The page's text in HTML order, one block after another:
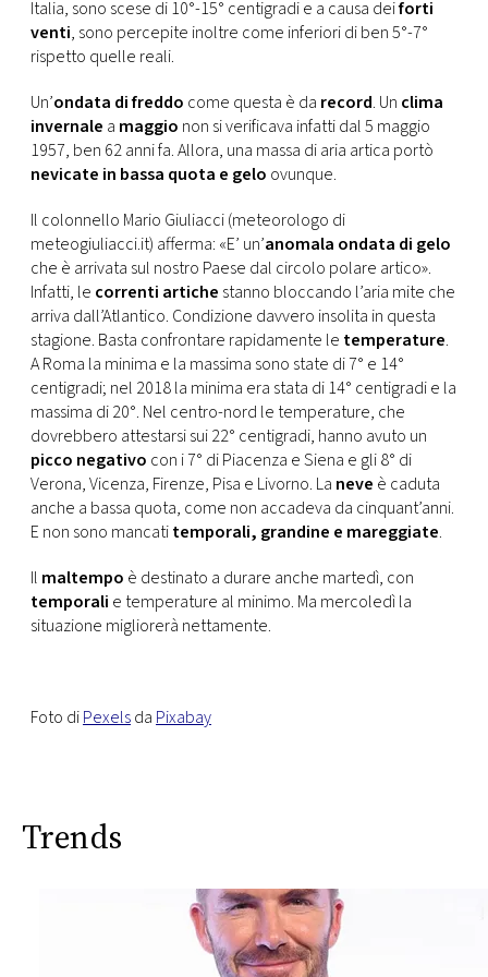
CONSIGLIA
Italia, sono scese di 10°-15° centigradi e a causa deiforti
venti, sono percepite inoltre come inferiori di ben 5°-7°
rispetto quelle reali.
Un’ondata di freddo come questa è da record. Un clima
invernale a maggio non si verificava infatti dal 5 maggio
1957, ben 62 anni fa. Allora, una massa di aria artica portò
nevicate in bassa quota e gelo ovunque.
Il colonnello Mario Giuliacci (meteorologo di
meteogiuliacci.it) afferma: «E’ un’anomala ondata di gelo
che è arrivata sul nostro Paese dal circolo polare artico».
Infatti, le correnti artiche stanno bloccando l’aria mite che
arriva dall’Atlantico. Condizione davvero insolita in questa
stagione. Basta confrontare rapidamente le temperature.
A Roma la minima e la massima sono state di 7° e 14°
centigradi; nel 2018 la minima era stata di 14° centigradi e la
massima di 20°. Nel centro-nord le temperature, che
dovrebbero attestarsi sui 22° centigradi, hanno avuto un
picco negativo con i 7° di Piacenza e Siena e gli 8° di
Verona, Vicenza, Firenze, Pisa e Livorno. La neve è caduta
anche a bassa quota, come non accadeva da cinquant’anni.
E non sono mancatitemporali, grandine e mareggiate.
Il maltempo è destinato a durare anche martedì, con
temporali e temperature al minimo. Ma mercoledì la
situazione migliorerà nettamente.
Foto diPexelsda Pixabay
Trends